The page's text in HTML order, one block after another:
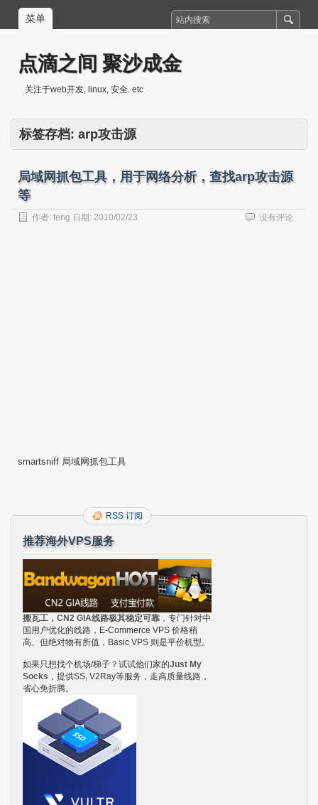
菜单
点滴之间 聚沙成金
关注于web开发, linux, 安全. etc
标签存档: arp攻击源
局域网抓包工具，用于网络分析，查找arp攻击源
等
作者: feng 日期: 2010/02/23 没有评论
smartsniff 局域网抓包工具
RSS 订阅
推荐海外VPS服务
搬瓦工，CN2 GIA线路极其稳定可靠 ，专门针对中
国用户优化的线路，E-Commerce VPS 价格稍
高、但绝对物有所值，Basic VPS 则是平价机型。
如果只想找个机场/梯子？试试他们家的Just My
Socks ，提供SS, V2Ray等服务，走高质量线路，
省心免折腾。